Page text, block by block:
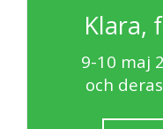
Klara,
9-10 maj
och